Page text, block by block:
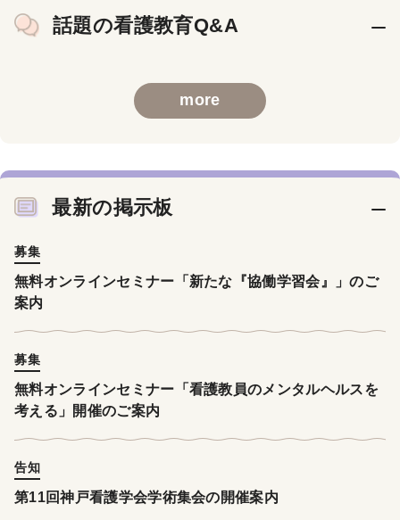
話題の看護教育Q&A
more
最新の掲示板
募集
無料オンラインセミナー「新たな『協働学習会』」のご
案内
募集
無料オンラインセミナー「看護教員のメンタルヘルスを
考える」開催のご案内
告知
第11回神戸看護学会学術集会の開催案内